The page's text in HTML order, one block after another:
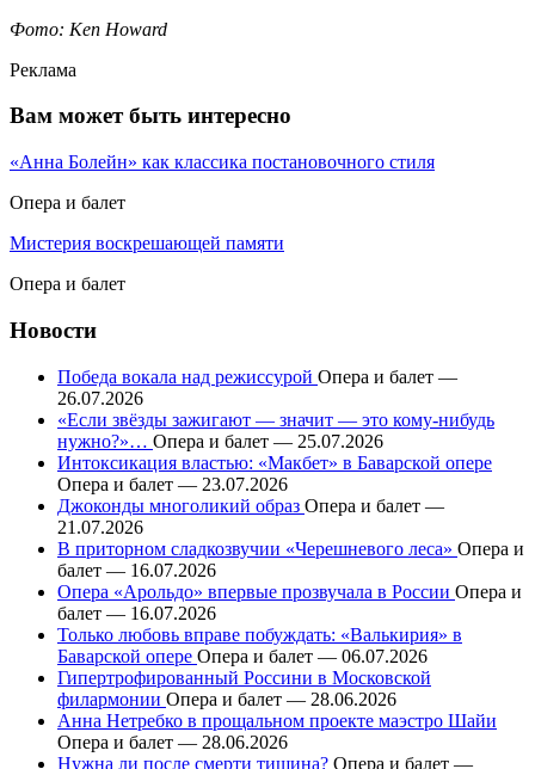
Фото: Ken Howard
Реклама
Вам может быть интересно
«Анна Болейн» как классика постановочного стиля
Опера и балет
Мистерия воскрешающей памяти
Опера и балет
Новости
Победа вокала над режиссурой Опера и балет —
26.07.2026
«Если звёзды зажигают — значит — это кому-нибудь
нужно?»… Опера и балет — 25.07.2026
Интоксикация властью: «Макбет» в Баварской опере
Опера и балет — 23.07.2026
Джоконды многоликий образ Опера и балет —
21.07.2026
В приторном сладкозвучии «Черешневого леса» Опера и
балет — 16.07.2026
Опера «Арольдо» впервые прозвучала в России Опера и
балет — 16.07.2026
Только любовь вправе побуждать: «Валькирия» в
Баварской опере Опера и балет — 06.07.2026
Гипертрофированный Россини в Московской
филармонии Опера и балет — 28.06.2026
Анна Нетребко в прощальном проекте маэстро Шайи
Опера и балет — 28.06.2026
Нужна ли после смерти тишина? Опера и балет —